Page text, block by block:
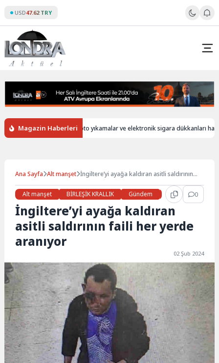
content
USD47.62 TRY
Magazin Haberleri
İngiltere’de oto yıkamalar ve elektronik sigara dükkanları hala
Ana Sayfa Alt manşet İngiltere’yi ayağa kaldıran asitli saldırının
Alt manşet
BİRLEŞİK KRALLIK Gündem Haberler 0
İngiltere’yi ayağa kaldıran
asitli saldırının faili her yerde
aranıyor
02 Şub 2024